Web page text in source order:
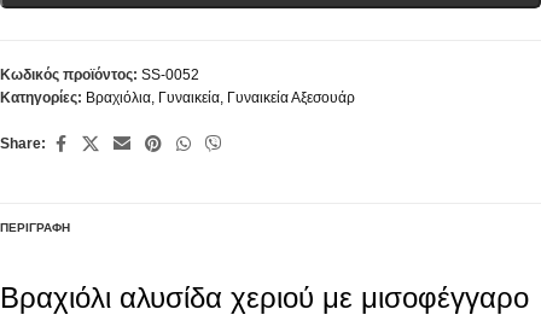
Κωδικός προϊόντος: SS-0052
Κατηγορίες: Βραχιόλια Γυναικεία Γυναικεία Αξεσουάρ
Share:
ΠΕΡΙΓΡΑΦΉ
Βραχιόλι αλυσίδα χεριού με μισοφέγγαρο